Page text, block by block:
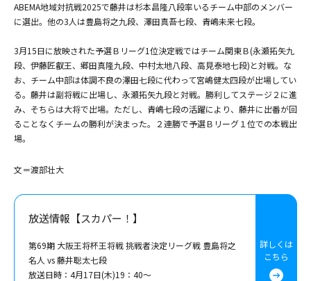
ABEMA地域対抗戦2025で藤井は杉本昌隆八段率いるチーム中部のメンバー
に選出。他の3人は豊島将之九段、澤田真吾七段、青嶋未来七段。
3月15日に放映された予選Ｂリーグ1位決定戦ではチーム関東Ｂ(永瀬拓矢九
段、伊藤匠叡王、郷田真隆九段、中村太地八段、高見泰地七段)と対戦。な
お、チーム中部は体調不良の澤田七段に代わって宮嶋健太四段が出場してい
る。藤井は副将戦に出場し、永瀬拓矢九段と対戦。勝利してステージ２に進
み、そちらは大将で出場。ただし、青嶋七段の活躍により、藤井に出番が回
ることなくチームの勝利が決まった。２連勝で予選Ｂリーグ１位での本戦出
場。
文＝渡部壮大
放送情報【スカパー！】
第69期 大阪王将杯王将戦 挑戦者決定リーグ戦 豊島将之
名人 vs 藤井聡太七段
放送日時：4月17日(木)19：40～
詳しくは
こちら